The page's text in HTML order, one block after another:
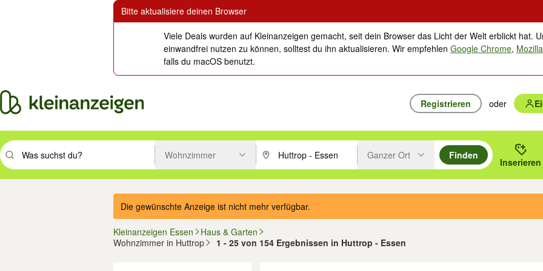
Bitte aktualisiere deinen Browser
Viele Deals wurden auf Kleinanzeigen gemacht, seit dein Browser das Licht der Welt erblickt hat.
einwandfrei nutzen zu können, solltest du ihn aktualisieren. Wir empfehlenGoogle Chrome,
falls du macOS benutzt.
Registrieren oder
Suchbegriff eingeben. Eingabetaste drücken um zu suchen, oder Vorschläge mit den Pfeiltasten nach oben/unten durchsuchen und mit
Wohnzimmer PLZ oder Ort eingeben. Eingabetaste drücken um zu suchen, oder
Ganzer Ort
Finden
Inserieren
Die gewünschte Anzeige ist nicht mehr verfügbar.
Kleinanzeigen Essen
Haus & Garten
Wohnzimmer in Huttrop
1 - 25 von 154 Ergebnissen in Huttrop - Essen